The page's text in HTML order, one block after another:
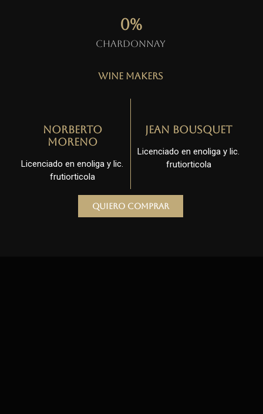
Chardonnay
0%
Wine Makers
Norberto
Moreno
Licenciado en enoliga y lic.
frutiorticola
Jean Bousquet
Licenciado en enoliga y lic.
frutiorticola
Quiero comprar